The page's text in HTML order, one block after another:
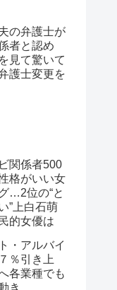
の弁護士が
者と認め
見て驚いて
護士変更を
関係者500
格がいい女
…2位の“と
”上白石萌
的女優は
・アルバイ
％引き上
各業種でも